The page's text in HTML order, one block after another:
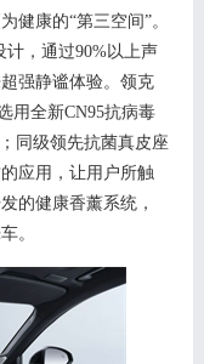
健康的“第三空间”。
， 通过90%以上声
强静谧体验。 领克
用全新CN95抗病毒
同级领先抗菌真皮座
应用，让用户所触
的健康香薰系统，
。